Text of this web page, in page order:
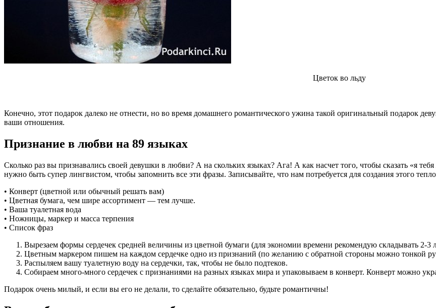
Цветок во льду
Конечно, этот подарок далеко не отнести, но во время домашнего романтического ужина такой оригинальный подарок
ваши отношения.
Признание в любви на 89 языках
Сколько раз вы признавались своей девушки в любви? А на скольких языках? Ага! А как насчет того, чтобы сказать «я
нужно быть супер лингвистом, чтобы запомнить все эти фразы. Записывайте, что нам потребуется для создания этого
• Конверт (цветной или обычный решать вам)
• Цветная бумага, чем шире ассортимент — тем лучше.
• Ваша туалетная вода
• Ножницы, маркер и масса терпения
• Список фраз
Вырезаем формы сердечек средней величины из цветной бумаги (для экономии времени рекомендую складывать 2-3
Цветным маркером пишем на каждом сердечке одно из признаний (по желанию с обратной стороны можно тонкой
Распыляем вашу туалетную воду на сердечки, так, чтобы не было подтеков.
Собираем много-много сердечек с признаниями на разных языках мира и упаковываем в конверт. Конверт можно
Подарок очень милый, и если вы его не делали, то сделайте обязательно, будьте романтичны!